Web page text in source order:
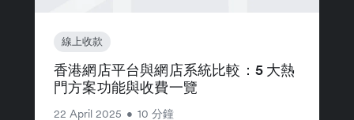
線上收款
香港網店平台與網店系統比較：5 大熱
門方案功能與收費一覽
22 April 2025 • 10 分鐘